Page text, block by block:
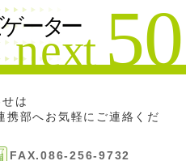
は
携部へお気軽にご連絡くだ
FAX.086-256-9732
み検索
検索する